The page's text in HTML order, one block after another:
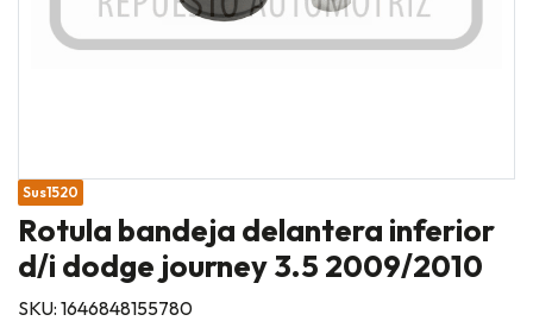
Sus1520
Rotula bandeja delantera inferior
d/i dodge journey 3.5 2009/2010
SKU: 1646848155780